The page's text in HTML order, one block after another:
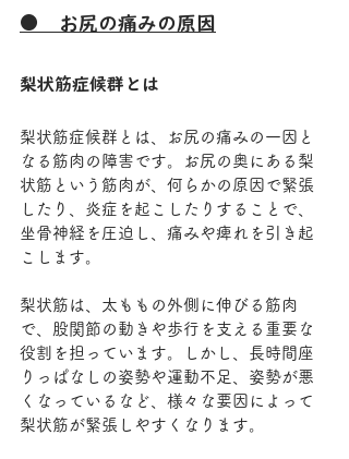
●　お尻の痛みの原因
梨状筋症候群とは
梨状筋症候群とは、お尻の痛みの一因と
なる筋肉の障害です。お尻の奥にある梨
状筋という筋肉が、何らかの原因で緊張
したり、炎症を起こしたりすることで、
坐骨神経を圧迫し、痛みや痺れを引き起
こします。
梨状筋は、太ももの外側に伸びる筋肉
で、股関節の動きや歩行を支える重要な
役割を担っています。しかし、長時間座
りっぱなしの姿勢や運動不足、姿勢が悪
くなっているなど、様々な要因によって
梨状筋が緊張しやすくなります。